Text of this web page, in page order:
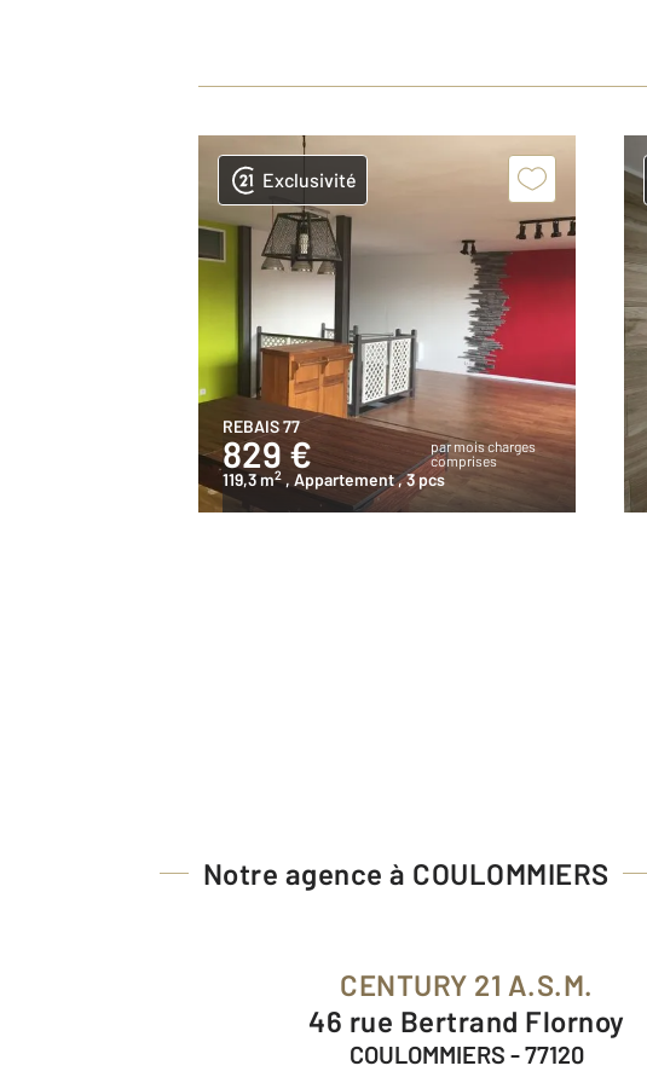
Exclusivité
REBAIS 77
829 €
par mois charges
comprises
119,3 m2 , Appartement, 3 pcs
Notre agence à COULOMMIERS
CENTURY 21 A.S.M.
46 rue Bertrand Flornoy
COULOMMIERS - 77120